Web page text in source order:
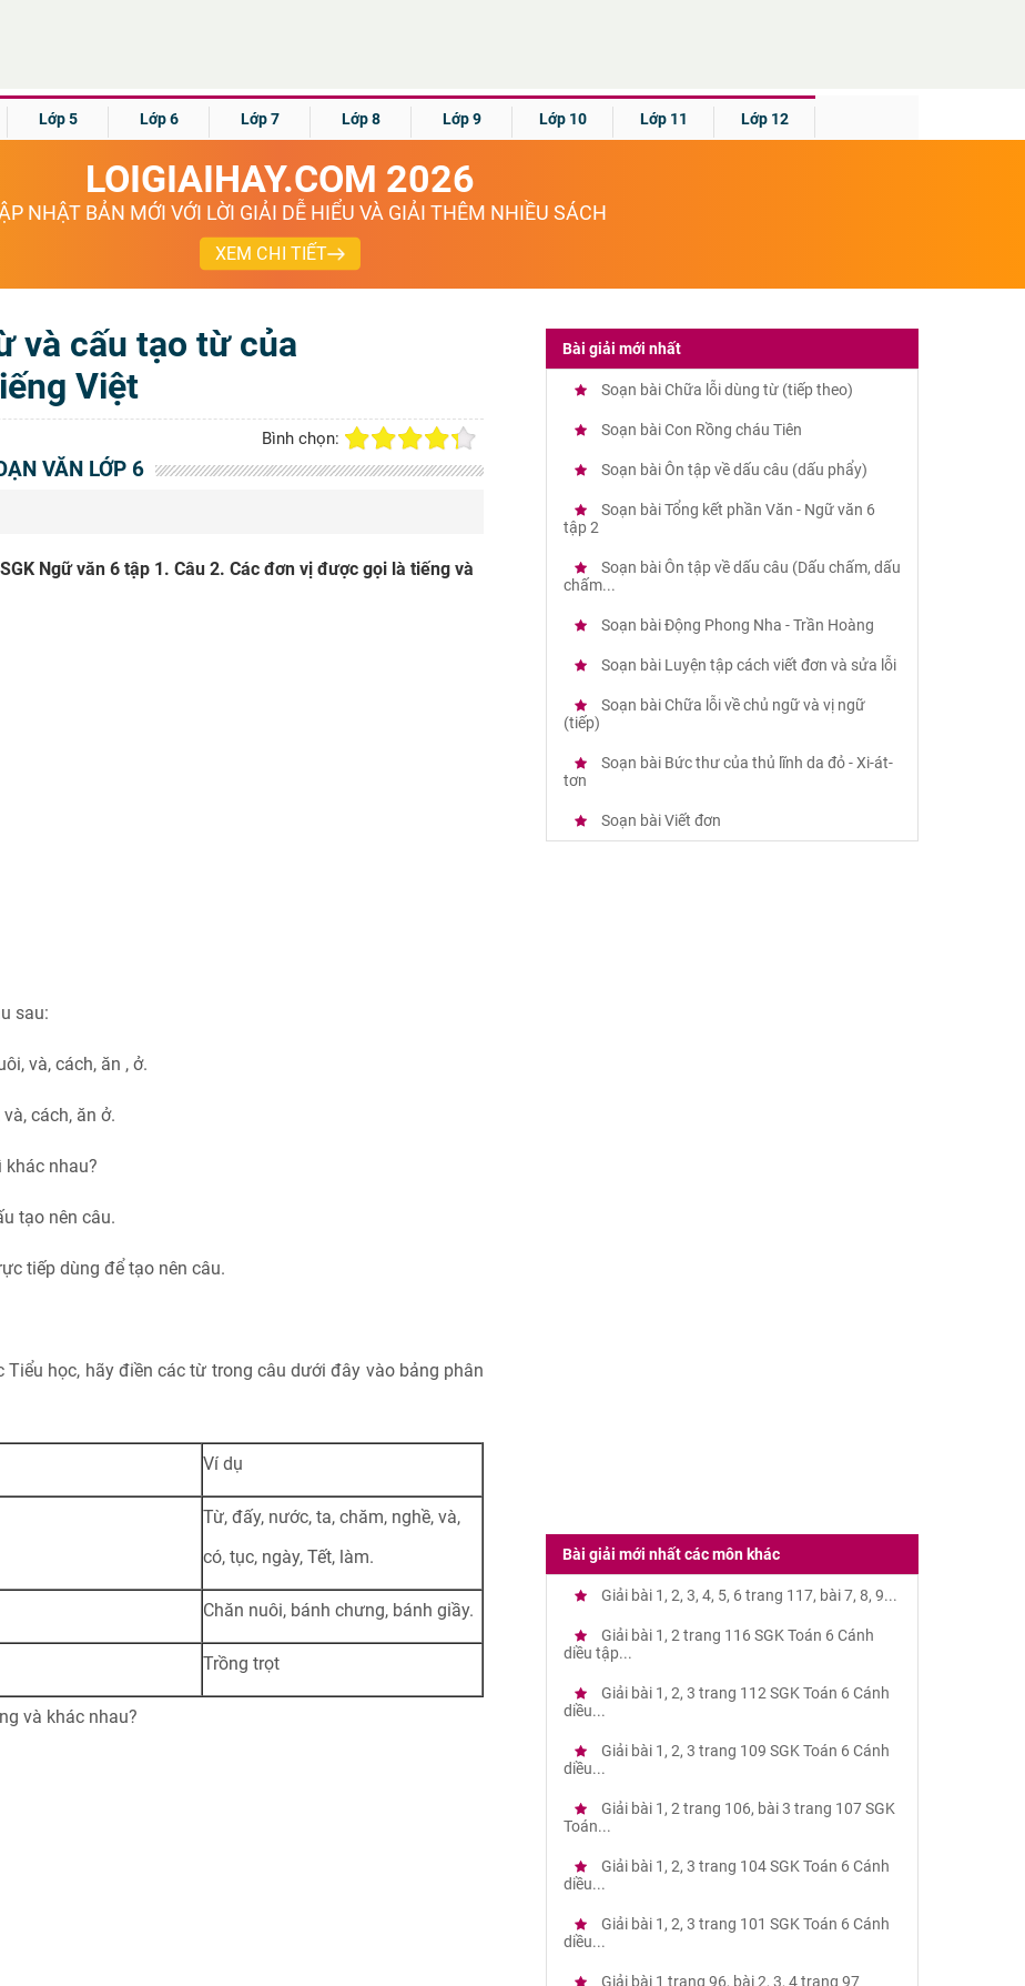
Lớp 5 Lớp 6 Lớp 7 Lớp 8 Lớp 9 Lớp 10 Lớp 11 Lớp 12
LOIGIAIHAY.COM 2026
NHẬT BẢN MỚI VỚI LỜI GIẢI DỄ HIỂU VÀ GIẢI THÊM NHIỀU SÁCH
XEM CHI TIẾT
và cấu tạo từ của
Việt
Bình chọn:
VĂN LỚP 6
Ngữ văn 6 tập 1. Câu 2. Các đơn vị được gọi là tiếng và
sau:
và, cách, ăn , ở.
cách, ăn ở.
nhau?
tạo nên câu.
tiếp dùng để tạo nên câu.
học, hãy điền các từ trong câu dưới đây vào bảng phân
Ví dụ
Từ, đấy, nước, ta, chăm, nghề, và,
có, tục, ngày, Tết, làm.
Chăn nuôi, bánh chưng, bánh giầy.
Trồng trọt
và khác nhau?
Bài giải mới nhất
Soạn bài Chữa lỗi dùng từ (tiếp theo)
Soạn bài Con Rồng cháu Tiên
Soạn bài Ôn tập về dấu câu (dấu phẩy)
Soạn bài Tổng kết phần Văn - Ngữ văn 6
tập 2
Soạn bài Ôn tập về dấu câu (Dấu chấm, dấu
chấm...
Soạn bài Động Phong Nha - Trần Hoàng
Soạn bài Luyện tập cách viết đơn và sửa lỗi
Soạn bài Chữa lỗi về chủ ngữ và vị ngữ
(tiếp)
Soạn bài Bức thư của thủ lĩnh da đỏ - Xi-át-
tơn
Soạn bài Viết đơn
Bài giải mới nhất các môn khác
Giải bài 1, 2, 3, 4, 5, 6 trang 117, bài 7, 8, 9...
Giải bài 1, 2 trang 116 SGK Toán 6 Cánh
diều tập...
Giải bài 1, 2, 3 trang 112 SGK Toán 6 Cánh
diều...
Giải bài 1, 2, 3 trang 109 SGK Toán 6 Cánh
diều...
Giải bài 1, 2 trang 106, bài 3 trang 107 SGK
Toán...
Giải bài 1, 2, 3 trang 104 SGK Toán 6 Cánh
diều...
Giải bài 1, 2, 3 trang 101 SGK Toán 6 Cánh
diều...
Giải bài 1 trang 96, bài 2, 3, 4 trang 97